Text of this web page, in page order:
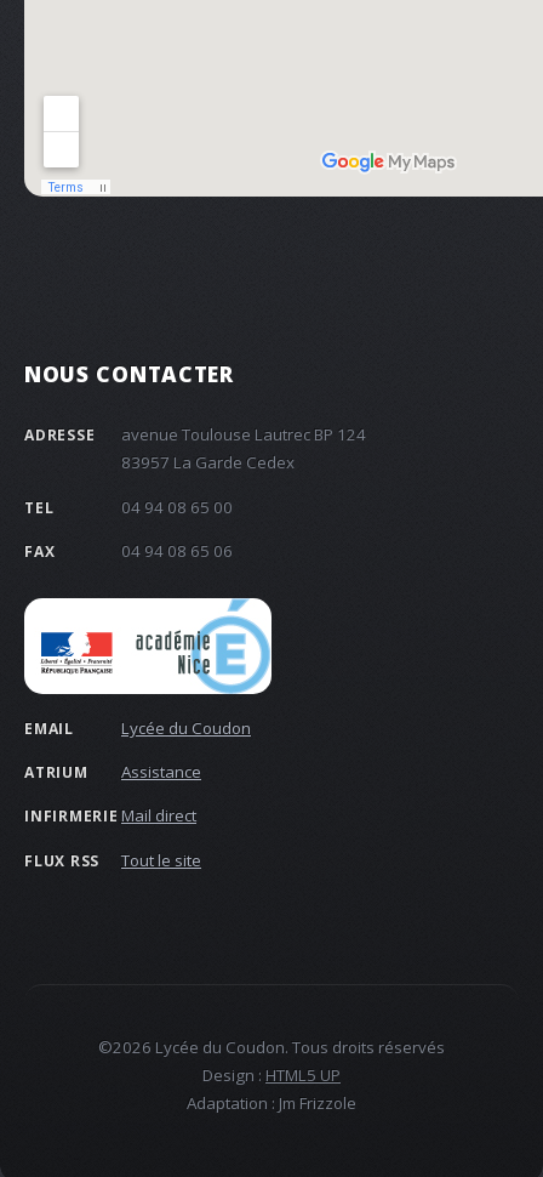
NOUS CONTACTER
ADRESSE
avenue Toulouse Lautrec BP 124
83957 La Garde Cedex
TEL 04 94 08 65 00
FAX 04 94 08 65 06
EMAIL Lycée du Coudon
ATRIUM Assistance
INFIRMERIE Mail direct
FLUX RSS Tout le site
©2026 Lycée du Coudon. Tous droits réservés
Design : HTML5 UP
Adaptation : Jm Frizzole